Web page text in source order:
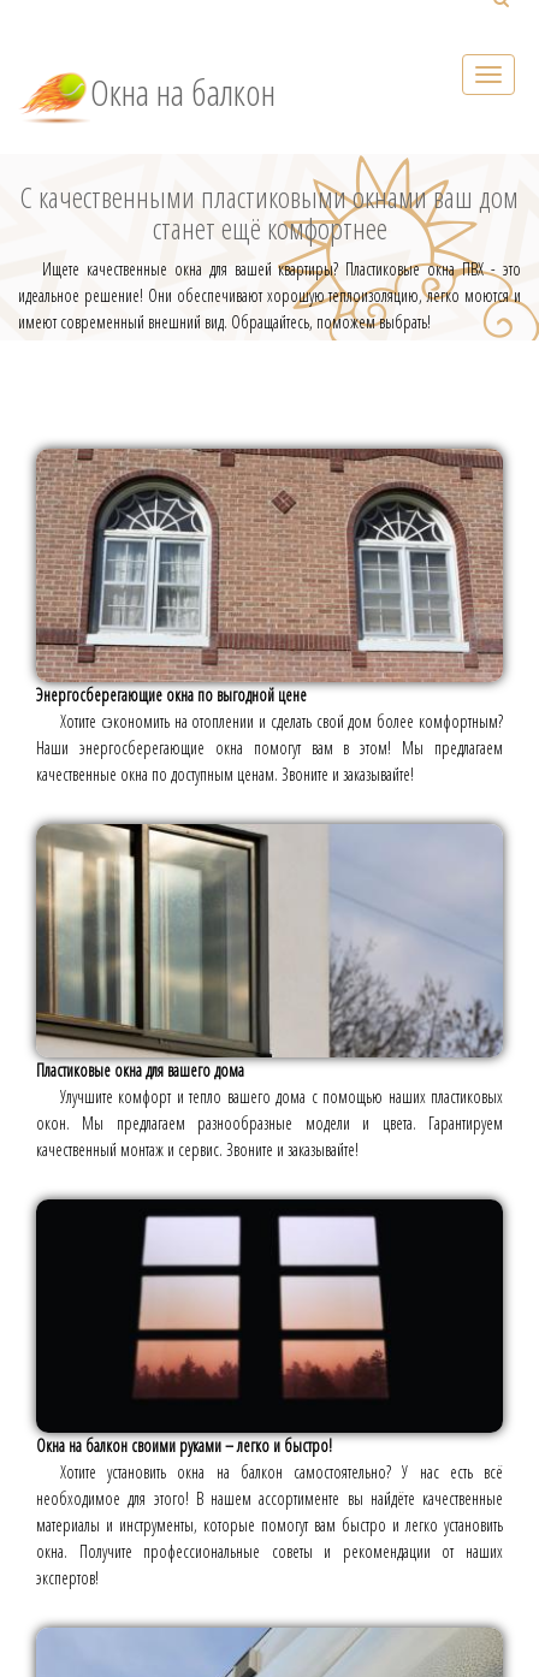
Окна на балкон
С качественными пластиковыми окнами ваш дом
станет ещё комфортнее
Ищете качественные окна для вашей квартиры? Пластиковые окна ПВХ - это
идеальное решение! Они обеспечивают хорошую теплоизоляцию, легко моются и
имеют современный внешний вид. Обращайтесь, поможем выбрать!
Энергосберегающие окна по выгодной цене
Хотите сэкономить на отоплении и сделать свой дом более комфортным?
Наши энергосберегающие окна помогут вам в этом! Мы предлагаем
качественные окна по доступным ценам. Звоните и заказывайте!
Пластиковые окна для вашего дома
Улучшите комфорт и тепло вашего дома с помощью наших пластиковых
окон. Мы предлагаем разнообразные модели и цвета. Гарантируем
качественный монтаж и сервис. Звоните и заказывайте!
Окна на балкон своими руками – легко и быстро!
Хотите установить окна на балкон самостоятельно? У нас есть всё
необходимое для этого! В нашем ассортименте вы найдёте качественные
материалы и инструменты, которые помогут вам быстро и легко установить
окна. Получите профессиональные советы и рекомендации от наших
экспертов!